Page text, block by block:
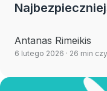
Antanas Rimeikis
6 lutego 2026 · 26 min